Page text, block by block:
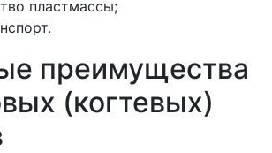
пластмассы;
преимущества
(когтевых)